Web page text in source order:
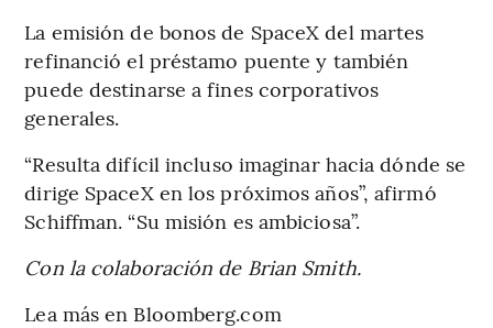
La emisión de bonos de SpaceX del martes
refinanció el préstamo puente y también
puede destinarse a fines corporativos
generales.
“Resulta difícil incluso imaginar hacia dónde se
dirige SpaceX en los próximos años”, afirmó
Schiffman. “Su misión es ambiciosa”.
Con la colaboración de Brian Smith.
Lea más en Bloomberg.com